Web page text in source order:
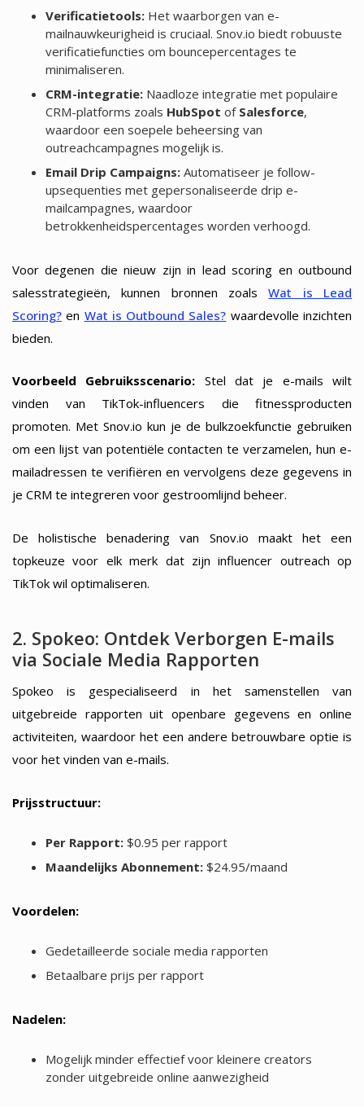
Verificatietools:Het waarborgen van e-
mailnauwkeurigheid is cruciaal. Snov.io biedt robuuste
verificatiefuncties om bouncepercentages te
minimaliseren.
CRM-integratie:Naadloze integratie met populaire
CRM-platforms zoals HubSpot of Salesforce,
waardoor een soepele beheersing van
outreachcampagnes mogelijk is.
Email Drip Campaigns:Automatiseer je follow-
upsequenties met gepersonaliseerde drip e-
mailcampagnes, waardoor
betrokkenheidspercentages worden verhoogd.
Voor degenen die nieuw zijn in lead scoring en outbound
salesstrategieën, kunnen bronnen zoalsWat is Lead
Scoring? en Wat is Outbound Sales? waardevolle inzichten
bieden.
Voorbeeld Gebruiksscenario: Stel dat je e-mails wilt
vinden van TikTok-influencers die fitnessproducten
promoten. Met Snov.io kun je de bulkzoekfunctie gebruiken
om een lijst van potentiële contacten te verzamelen, hun e-
mailadressen te verifiëren en vervolgens deze gegevens in
je CRM te integreren voor gestroomlijnd beheer.
De holistische benadering van Snov.io maakt het een
topkeuze voor elk merk dat zijn influencer outreach op
TikTok wil optimaliseren.
2. Spokeo: Ontdek Verborgen E-mails
via Sociale Media Rapporten
Spokeo is gespecialiseerd in het samenstellen van
uitgebreide rapporten uit openbare gegevens en online
activiteiten, waardoor het een andere betrouwbare optie is
voor het vinden van e-mails.
Prijsstructuur:
Per Rapport:$0.95 per rapport
Maandelijks Abonnement:$24.95/maand
Voordelen:
Gedetailleerde sociale media rapporten
Betaalbare prijs per rapport
Nadelen:
Mogelijk minder effectief voor kleinere creators
zonder uitgebreide online aanwezigheid